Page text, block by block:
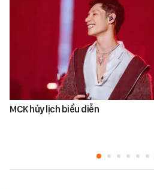
MCK hủy lịch biểu diễn